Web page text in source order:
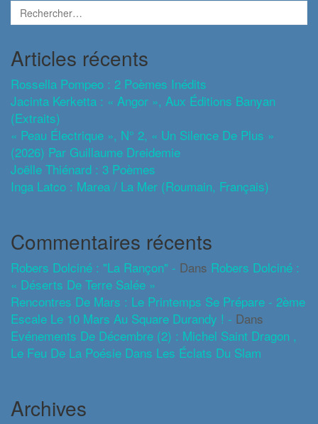
Articles récents
Rossella Pompeo : 2 Poèmes Inédits
Jacinta Kerketta : « Angor », Aux Éditions Banyan
(extraits)
« Peau Électrique », N° 2, « Un Silence De Plus »
(2026) Par Guillaume Dreidemie
Joëlle Thiénard : 3 Poèmes
Inga Latco : Marea / La Mer (roumain, Français)
Commentaires récents
Robers Dolciné : "La Rançon" - Dans Robers Dolciné :
« Déserts De Terre Salée »
Rencontres De Mars : Le Printemps Se Prépare - 2ème
Escale Le 10 Mars Au Square Durandy ! - Dans
Evénements De Décembre (2) : Michel Saint Dragon ,
Le Feu De La Poésie Dans Les Éclats Du Slam
Archives